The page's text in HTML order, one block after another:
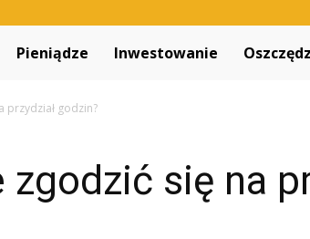
Pieniądze Inwestowanie
przydział godzin?
się na